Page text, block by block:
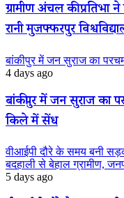
ग्रामीण अंचल की प्रतिभा
रानी मुजफ्फरपुर
बांकीपुर में जन सुराज का
4 days ago
बांकीपुर में जन सुराज का
किले में सेंध
वीआईपी दौरे के समय बनी
बदहाली से बेहाल ग्रामीण,
5 days ago